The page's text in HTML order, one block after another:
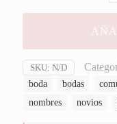
SKU: N/D
boda bodas
nombres
novios